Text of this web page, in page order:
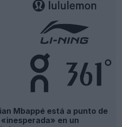
Mbappé está a punto de
en un